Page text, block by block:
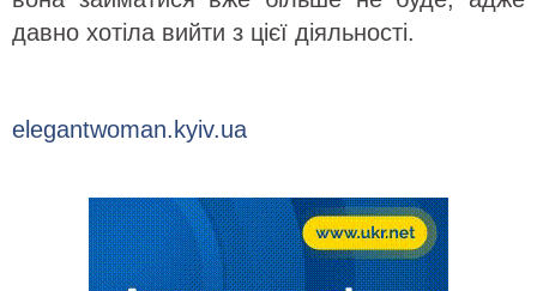
давно хотіла вийти з цієї діяльності.
elegantwoman.kyiv.ua